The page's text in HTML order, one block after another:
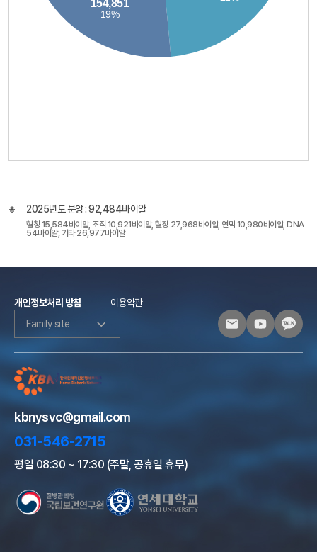
2025년도 분양 : 92,484바이알
혈청 15,584바이알, 조직 10,921바이알, 혈장 27,968바이알, 연막 10,980바이알, DNA
54바이알, 기타 26,977바이알
개인정보처리 방침
이용약관
Family site
kbnysvc@gmail.com
031-546-2715
평일 08:30 ~ 17:30 (주말, 공휴일 휴무)